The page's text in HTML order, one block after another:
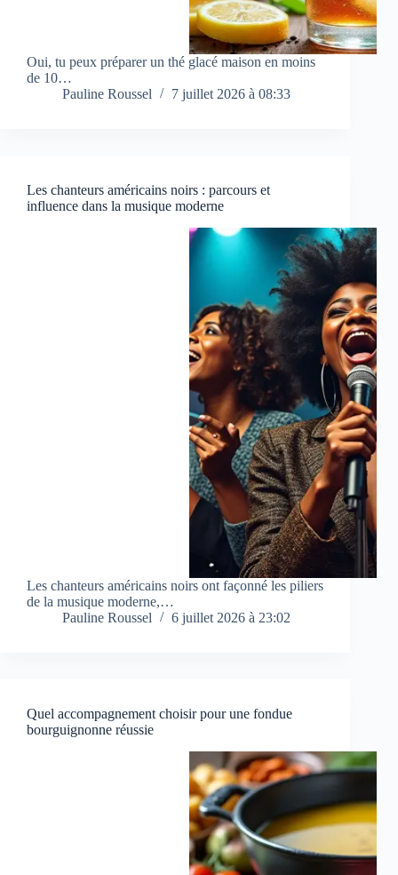
Oui, tu peux préparer un thé glacé maison en moins
de 10…
Pauline Roussel
7 juillet 2026 à 08:33
Les chanteurs américains noirs : parcours et
influence dans la musique moderne
Les chanteurs américains noirs ont façonné les piliers
de la musique moderne,…
Pauline Roussel
6 juillet 2026 à 23:02
Quel accompagnement choisir pour une fondue
bourguignonne réussie